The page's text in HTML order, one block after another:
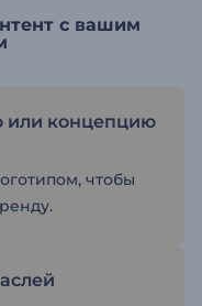
с вашим
или концепцию
чтобы